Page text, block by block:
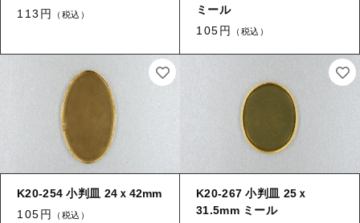
113円
（税込）
ミール
105円
（税込）
K20-254 小判皿 24ｘ42mm
105円
（税込）
K20-267 小判皿 25ｘ
31.5mm ミール